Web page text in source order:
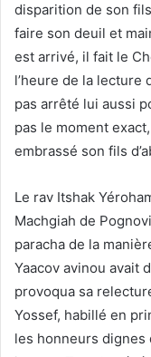
disparition de son
faire son deuil et
est arrivé, il fait le
l’heure de la lecture
pas arrêté lui aussi
pas le moment
embrassé son fils
Le rav Itshak
Machgiah de
paracha de la
Yaacov avinou avait
provoqua sa
Yossef, habillé en
les honneurs dignes